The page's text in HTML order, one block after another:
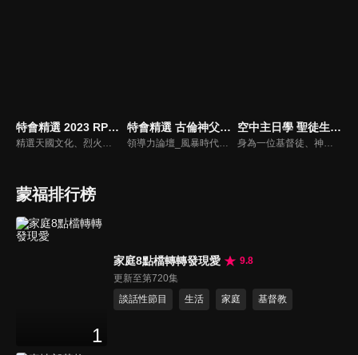
特會精選 2023 RPG為國復興禱告會
精選天國文化、烈火特會、超自然大能與使徒性教會等特會，幫助我們更加明白神的心意，好讓我們的生命能走在神的道路上進入命定。
特會精選 古倫神父領導力論壇
領導力論壇_風暴時代的領導與工作，由天主教Anselm Grun古倫神父主講，會中提到領導力的原則：首在勿評斷自己，先接納自我，先處理負面情緒，在工作上落實祈禱，在態度上能充分信任下屬，亦在改善個人性工作耗竭的四個面向上得以精進： 一、從負面得到的力量 二、處在別人期待中 三、維持表面功夫 四、忽略身心疲憊 五、外在的期望 在做好領導工作前要先認識自己，好的領導者會先接納自己，察覺內在的情緒，透過察覺內在轉化為正面力量。
空中主日學 聖徒生命進深
身為一位基督徒、神的兒女，不能只是在知識上認識這位父神，我們應該要全面認識祂，當我們越多認識祂的屬性，並且經歷祂的恩典，我們就對祂的信心就越加增，以至於在每天的生活中都能享受祂奇妙、豐盛的一切！
蒙福排行榜
1
家庭8點檔轉轉發現愛
9.8
更新至第720集
談話性節目
生活 家庭 基督教